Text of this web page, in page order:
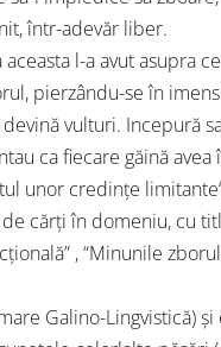
într-adevăr liber.
l-a avut asupra
pierzându-se în
vulturi. Incepură
ca fiecare găină
unor credințe
cărți în domeniu, cu
, “Minunile
Galino-Lingvistică)